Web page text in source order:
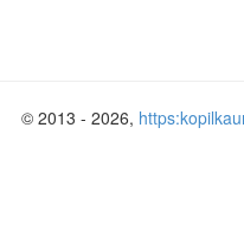
© 2013 - 2026,